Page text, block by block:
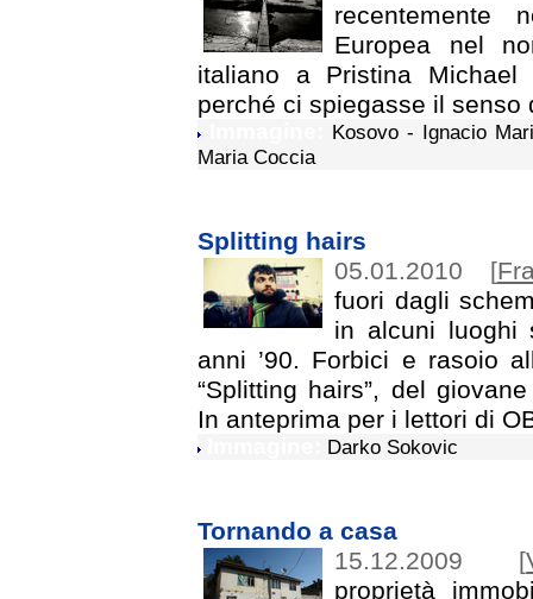
recentemente
Europea nel
italiano a Pristina
perché ci spiegasse il senso
Kosovo - Ignacio
Maria Coccia
Splitting hairs
05.01.2010
[
fuori dagli
in alcuni luoghi
anni ’90. Forbici e rasoio
“Splitting hairs”, del
In anteprima per i lettori di
Darko Sokovic
Tornando a casa
15.12.2009
[
proprietà